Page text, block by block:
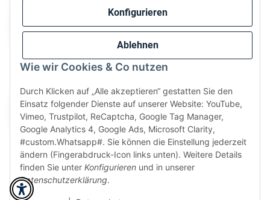
Konfigurieren
Ablehnen
Wie wir Cookies & Co nutzen
Durch Klicken auf „Alle akzeptieren“ gestatten Sie den
Einsatz folgender Dienste auf unserer Website: YouTube,
Vimeo, Trustpilot, ReCaptcha, Google Tag Manager,
Google Analytics 4, Google Ads, Microsoft Clarity,
#custom.Whatsapp#. Sie können die Einstellung jederzeit
ändern (Fingerabdruck-Icon links unten). Weitere Details
finden Sie unter Konfigurieren und in unserer
Datenschutzerklärung.
Wir versenden via:
* Alle Preise inkl. gesetzlicher USt., zzgl.